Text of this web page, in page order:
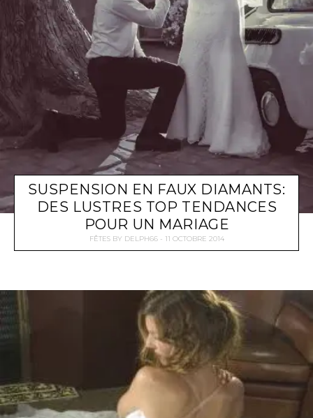
SUSPENSION EN FAUX DIAMANTS:
DES LUSTRES TOP TENDANCES
POUR UN MARIAGE
FÊTES BY DELPH66 11 OCTOBRE 2014